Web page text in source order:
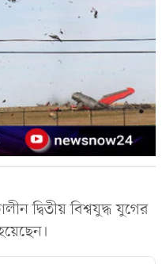
দ্বিতীয় বিশ্বযুদ্ধ যুগের